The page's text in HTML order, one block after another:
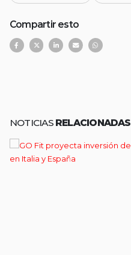
Compartir esto
NOTICIAS RELACIONADAS